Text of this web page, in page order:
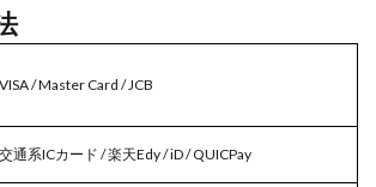
VISA / Master Card / JCB
交通系ICカード / 楽天Edy / iD / QUICPay